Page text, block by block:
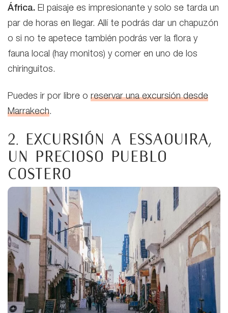
África. El paisaje es impresionante y solo se tarda un
par de horas en llegar. Allí te podrás dar un chapuzón
o si no te apetece también podrás ver la flora y
fauna local (hay monitos) y comer en uno de los
chiringuitos.
Puedes ir por libre o reservar una excursión desde
Marrakech.
2. Excursión a Essaouira,
un precioso pueblo
costero